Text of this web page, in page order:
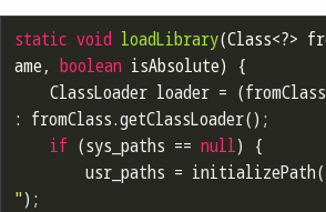
static void loadLibrary(Class<?>
ame, boolean isAbsolute) {
ClassLoader loader =
: fromClass.getClassLoader();
if (sys_paths == null) {
		usr_paths = initializePath(
");